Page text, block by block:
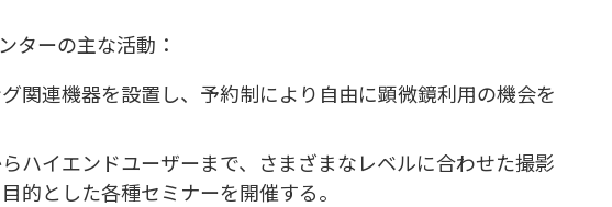
ターの主な活動：
関連機器を設置し、予約制により自由に顕微鏡利用の機会を
ハイエンドユーザーまで、さまざまなレベルに合わせた撮影
的とした各種セミナーを開催する。